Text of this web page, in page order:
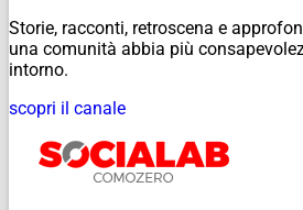
Storie, racconti, retroscena e
una comunità abbia più
intorno.
scopri il canale